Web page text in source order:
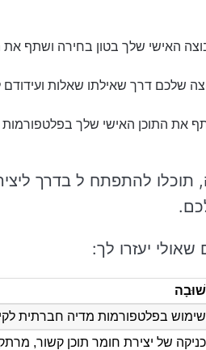
האישי שלך בטון בחירה ושתף
שלכם דרך שאילתו שאלות ועידודם
את התוכן האישי שלך
להתפתח ל בדרך
יעזרו לך:
בפלטפורמות מדיה חברתית
של יצירת חומר תוכן קשור,